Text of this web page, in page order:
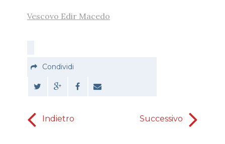
Vescovo Edir Macedo
Condividi
Indietro Successivo